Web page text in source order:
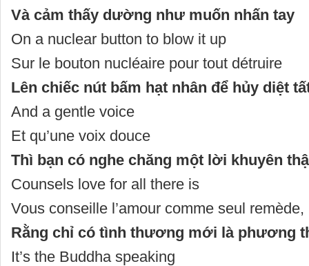
Và cảm thấy dường như muốn nhấn tay
On a nuclear button to blow it up
Sur le bouton nucléaire pour tout détruire
Lên chiếc nút bấm hạt nhân để hủy diệt
And a gentle voice
Et qu’une voix douce
Thì bạn có nghe chăng một lời khuyên
Counsels love for all there is
Vous conseille l’amour comme seul remède,
Rằng chỉ có tình thương mới là phương
It’s the Buddha speaking